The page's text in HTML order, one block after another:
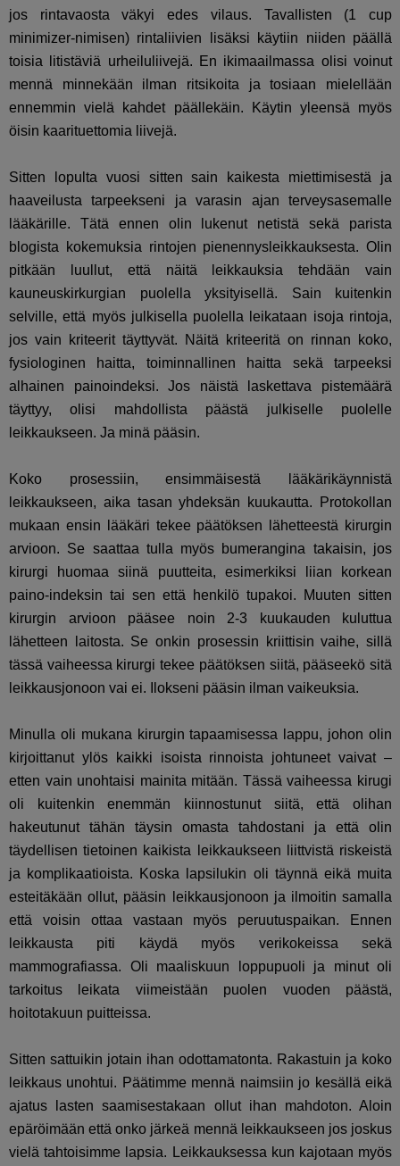
jos rintavaosta väkyi edes vilaus. Tavallisten (1 cup
minimizer-nimisen) rintaliivien lisäksi käytiin niiden päällä
toisia litistäviä urheiluliivejä. En ikimaailmassa olisi voinut
mennä minnekään ilman ritsikoita ja tosiaan mielellään
ennemmin vielä kahdet päällekäin. Käytin yleensä myös
öisin kaarituettomia liivejä.
Sitten lopulta vuosi sitten sain kaikesta miettimisestä ja
haaveilusta tarpeekseni ja varasin ajan terveysasemalle
lääkärille. Tätä ennen olin lukenut netistä sekä parista
blogista kokemuksia rintojen pienennysleikkauksesta. Olin
pitkään luullut, että näitä leikkauksia tehdään vain
kauneuskirkurgian puolella yksityisellä. Sain kuitenkin
selville, että myös julkisella puolella leikataan isoja rintoja,
jos vain kriteerit täyttyvät. Näitä kriteeritä on rinnan koko,
fysiologinen haitta, toiminnallinen haitta sekä tarpeeksi
alhainen painoindeksi. Jos näistä laskettava pistemäärä
täyttyy, olisi mahdollista päästä julkiselle puolelle
leikkaukseen. Ja minä pääsin.
Koko prosessiin, ensimmäisestä lääkärikäynnistä
leikkaukseen, aika tasan yhdeksän kuukautta. Protokollan
mukaan ensin lääkäri tekee päätöksen lähetteestä kirurgin
arvioon. Se saattaa tulla myös bumerangina takaisin, jos
kirurgi huomaa siinä puutteita, esimerkiksi liian korkean
paino-indeksin tai sen että henkilö tupakoi. Muuten sitten
kirurgin arvioon pääsee noin 2-3 kuukauden kuluttua
lähetteen laitosta. Se onkin prosessin kriittisin vaihe, sillä
tässä vaiheessa kirurgi tekee päätöksen siitä, pääseekö sitä
leikkausjonoon vai ei. Ilokseni pääsin ilman vaikeuksia.
Minulla oli mukana kirurgin tapaamisessa lappu, johon olin
kirjoittanut ylös kaikki isoista rinnoista johtuneet vaivat –
etten vain unohtaisi mainita mitään. Tässä vaiheessa kirugi
oli kuitenkin enemmän kiinnostunut siitä, että olihan
hakeutunut tähän täysin omasta tahdostani ja että olin
täydellisen tietoinen kaikista leikkaukseen liittvistä riskeistä
ja komplikaatioista. Koska lapsilukin oli täynnä eikä muita
esteitäkään ollut, pääsin leikkausjonoon ja ilmoitin samalla
että voisin ottaa vastaan myös peruutuspaikan. Ennen
leikkausta piti käydä myös verikokeissa sekä
mammografiassa. Oli maaliskuun loppupuoli ja minut oli
tarkoitus leikata viimeistään puolen vuoden päästä,
hoitotakuun puitteissa.
Sitten sattuikin jotain ihan odottamatonta. Rakastuin ja koko
leikkaus unohtui. Päätimme mennä naimsiin jo kesällä eikä
ajatus lasten saamisestakaan ollut ihan mahdoton. Aloin
epäröimään että onko järkeä mennä leikkaukseen jos joskus
vielä tahtoisimme lapsia. Leikkauksessa kun kajotaan myös